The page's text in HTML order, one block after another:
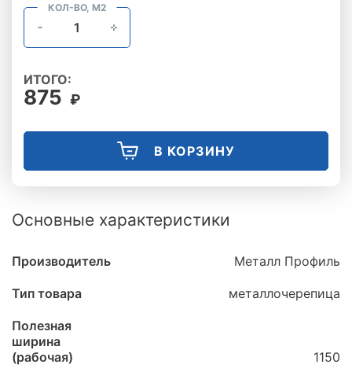
КОЛ-ВО, М2
ИТОГО:
875 ₽
В КОРЗИНУ
Основные характеристики
Производитель Металл Профиль
Тип товара металлочерепица
Полезная
ширина
(рабочая)
1150